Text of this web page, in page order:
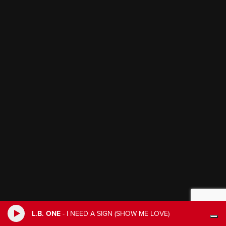
L.B. ONE - I NEED A SIGN (SHOW ME LOVE)